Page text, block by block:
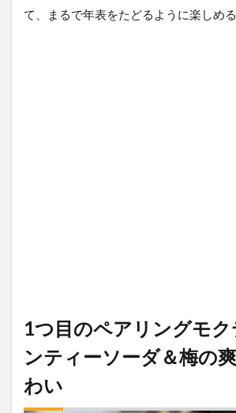
て、まるで年表をたどるように楽しめる
1つ目のペアリングモ
ンティーソーダ＆梅の
わい